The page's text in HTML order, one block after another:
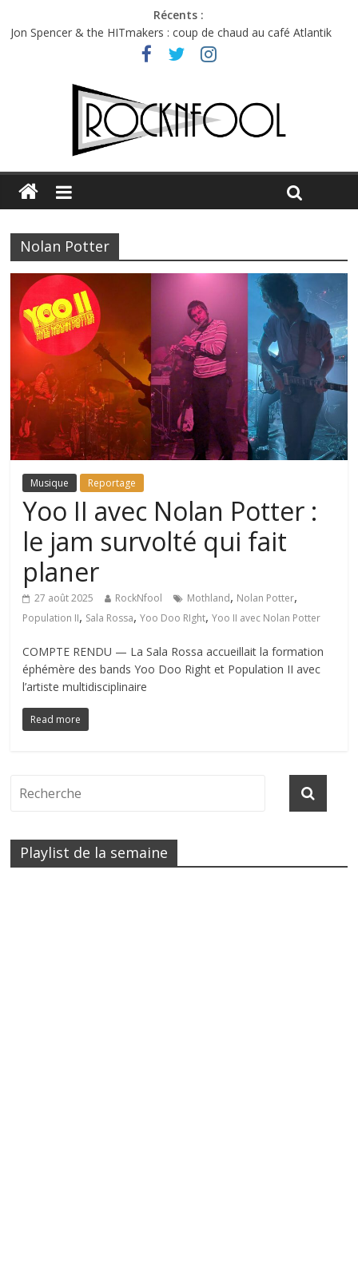
Récents :
Jon Spencer & the HITmakers : coup de chaud au café Atlantik
Hellfest 2026 vendredi : température et émotions en hausse
Hellfest 2026 jeudi : impossible de choisir entre chaleur et bonne
Première édition du Midgard Festival : entre bière, métal et
Charlie Puth à l’Olympia : la leçon de pop du Professeur Puth
Nolan Potter
Musique Reportage
Yoo II avec Nolan Potter :
le jam survolté qui fait
planer
27 août 2025 RockNfool Mothland, Nolan Potter,
Population II, Sala Rossa,Yoo Doo RIght,Yoo II avec Nolan Potter
COMPTE RENDU — La Sala Rossa accueillait la formation
éphémère des bands Yoo Doo Right et Population II avec
l’artiste multidisciplinaire
Read more
Playlist de la semaine